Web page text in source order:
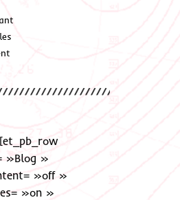
»Blog »
»off »
»on »